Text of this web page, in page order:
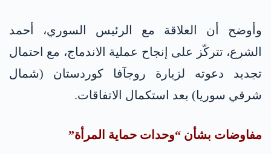
وأوضح أن العلاقة مع الرئيس السوري، أحمد
الشرع، تتركّز على إنجاح عملية الاندماج، مع احتمال
تجديد دعوته لزيارة روجآفا كوردستان (شمال
شرقي سوريا) بعد استكمال الاتفاقات.
مفاوضات بشأن “وحدات حماية المرأة”